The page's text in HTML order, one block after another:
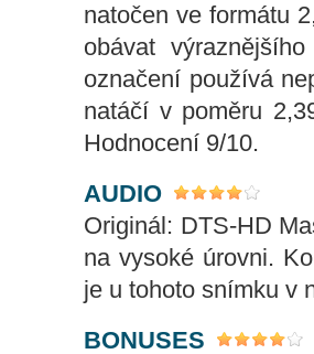
natočen ve formátu
obávat
označení používá
natáčí v poměru
Hodnocení 9/10.
AUDIO
Originál: DTS-HD
na vysoké úrovni.
je u tohoto snímku v
BONUSES